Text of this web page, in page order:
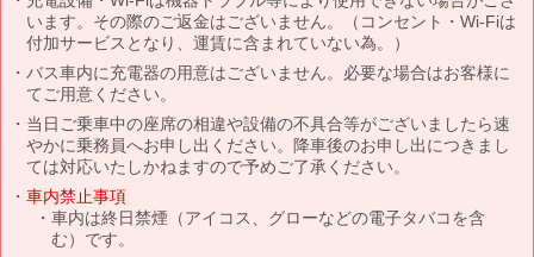
います。その際のご返金はございません。（コンセント・Wi-Fiは
付加サービスとなり、運賃に含まれていない為。）
バス車内に充電器の用意はございません。必要な場合はお客様に
てご用意ください。
当日ご乗車中の座席の相違や設備の不具合等がございましたら速
やかに乗務員へお申し出ください。降車後のお申し出につきまし
ては対応いたしかねますので予めご了承ください。
車内禁止事項
車内は終日禁煙（アイコス、グローなどの電子タバコを含
む）です。